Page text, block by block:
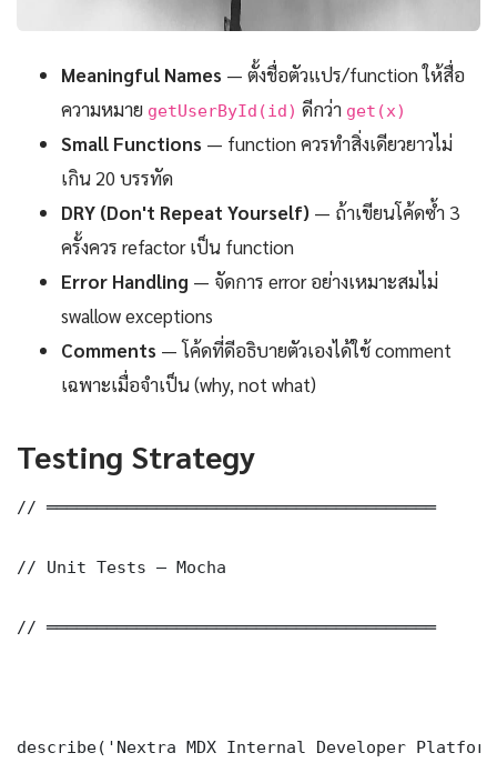
Meaningful Names — ตั้งชื่อตัวแปร/function ให้สื่อ
ความหมาย getUserById(id) ดีกว่า get(x)
Small Functions — function ควรทำสิ่งเดียวยาวไม่
เกิน 20 บรรทัด
DRY (Don't Repeat Yourself) — ถ้าเขียนโค้ดซ้ำ 3
ครั้งควร refactor เป็น function
Error Handling — จัดการ error อย่างเหมาะสมไม่
swallow exceptions
Comments — โค้ดที่ดีอธิบายตัวเองได้ใช้ comment
เฉพาะเมื่อจำเป็น (why, not what)
Testing Strategy
// ═══════════════════════════════════════
// Unit Tests — Mocha
// ═══════════════════════════════════════
describe('Nextra MDX Internal Developer